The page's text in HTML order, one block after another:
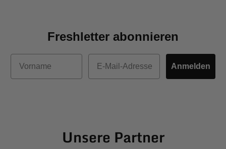
Freshletter abonnieren
Vorname
E-Mail
Anmelden
Unsere Partner